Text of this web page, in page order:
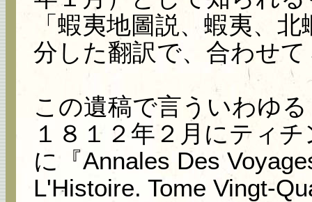
「蝦夷地圖説、蝦夷、
分した翻訳で、合わせ
この遺稿で言ういわゆ
１８１２年２月にティ
に『Annales Des
L'Histoire. Tome Vingt-